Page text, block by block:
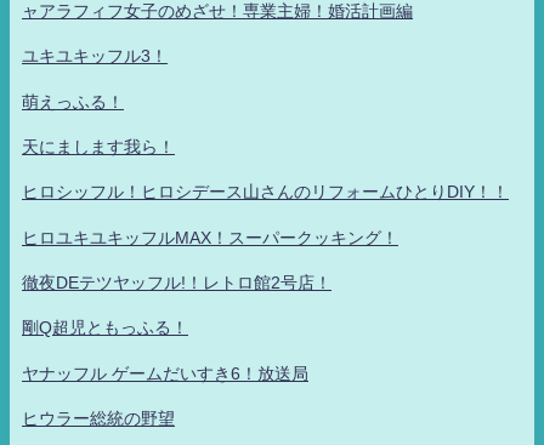
ャアラフィフ女子のめざせ！専業主婦！婚活計画編
ユキユキッフル3！
萌えっふる！
天にまします我ら！
ヒロシッフル！ヒロシデース山さんのリフォームひとりDIY！！
ヒロユキユキッフルMAX！スーパークッキング！
徹夜DEテツヤッフル!！レトロ館2号店！
剛Q超児ともっふる！
ヤナッフル ゲームだいすき6！放送局
ヒウラー総統の野望